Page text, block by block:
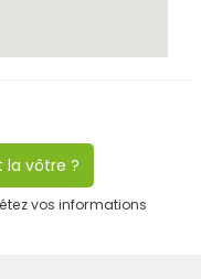
vôtre ?
vos informations